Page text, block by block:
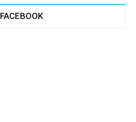
FACEBOOK